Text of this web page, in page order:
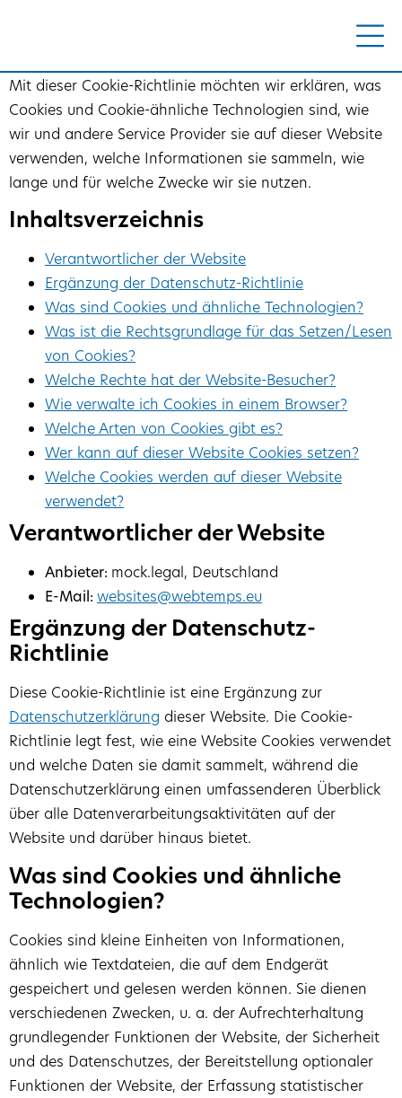
Mit dieser Cookie-Richtlinie möchten wir erklären, was
Cookies und Cookie-ähnliche Technologien sind, wie
wir und andere Service Provider sie auf dieser Website
verwenden, welche Informationen sie sammeln, wie
lange und für welche Zwecke wir sie nutzen.
Inhaltsverzeichnis
Verantwortlicher der Website
Ergänzung der Datenschutz-Richtlinie
Was sind Cookies und ähnliche Technologien?
Was ist die Rechtsgrundlage für das Setzen/Lesen
von Cookies?
Welche Rechte hat der Website-Besucher?
Wie verwalte ich Cookies in einem Browser?
Welche Arten von Cookies gibt es?
Wer kann auf dieser Website Cookies setzen?
Welche Cookies werden auf dieser Website
verwendet?
Verantwortlicher der Website
Anbieter: mock.legal, Deutschland
E-Mail: websites@webtemps.eu
Ergänzung der Datenschutz-
Richtlinie
Diese Cookie-Richtlinie ist eine Ergänzung zur
Datenschutzerklärung dieser Website. Die Cookie-
Richtlinie legt fest, wie eine Website Cookies verwendet
und welche Daten sie damit sammelt, während die
Datenschutzerklärung einen umfassenderen Überblick
über alle Datenverarbeitungsaktivitäten auf der
Website und darüber hinaus bietet.
Was sind Cookies und ähnliche
Technologien?
Cookies sind kleine Einheiten von Informationen,
ähnlich wie Textdateien, die auf dem Endgerät
gespeichert und gelesen werden können. Sie dienen
verschiedenen Zwecken, u. a. der Aufrechterhaltung
grundlegender Funktionen der Website, der Sicherheit
und des Datenschutzes, der Bereitstellung optionaler
Funktionen der Website, der Erfassung statistischer